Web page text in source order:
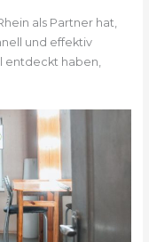
als Partner hat,
und effektiv
entdeckt haben,